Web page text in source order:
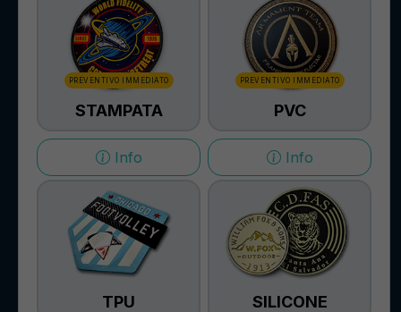
PREVENTIVO IMMEDIATO
STAMPATA
Info
PREVENTIVO IMMEDIATO
PVC
Info
TPU SILICONE